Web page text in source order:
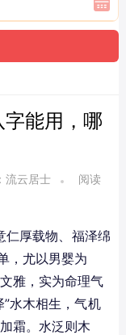
字能用，哪
流云居士
阅读
仁厚载物、福泽绵
，尤以男婴为
雅，实为命理气
水木相生，气机
霜。水泛则木